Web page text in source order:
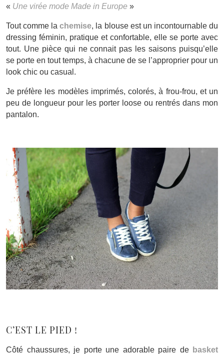
« Une virée mode Made in Europe »
Tout comme lachemise, la blouse est un incontournable du
dressing féminin, pratique et confortable, elle se porte avec
tout. Une pièce qui ne connait pas les saisons puisqu’elle
se porte en tout temps, à chacune de se l’approprier pour un
look chic ou casual.
Je préfère les modèles imprimés, colorés, à frou-frou, et un
peu de longueur pour les porter loose ou rentrés dans mon
pantalon.
C’EST LE PIED !
Côté chaussures, je porte une adorable paire de basket